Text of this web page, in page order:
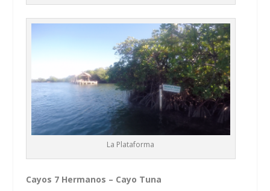
La Plataforma
Cayos 7 Hermanos – Cayo Tuna